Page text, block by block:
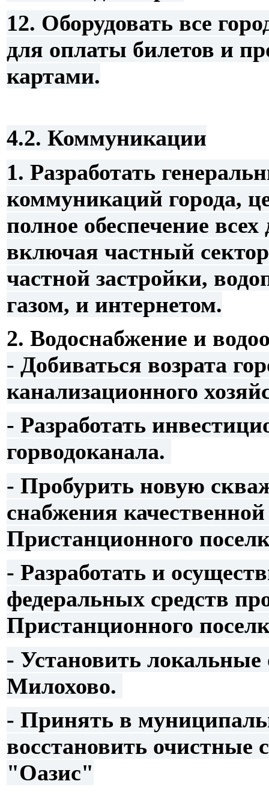
12. Оборудовать все
для оплаты билетов и
картами.
4.2. Коммуникации
1. Разработать
коммуникаций города,
полное обеспечение
включая частный
частной застройки,
газом, и интернетом.
2. Водоснабжение и
- Добиваться возрата
канализационного
- Разработать
горводоканала.
- Пробурить новую
снабжения
Пристанционного
- Разработать и
федеральных средств
Пристанционного
- Установить
Милохово.
- Принять в
восстановить
"Оазис"